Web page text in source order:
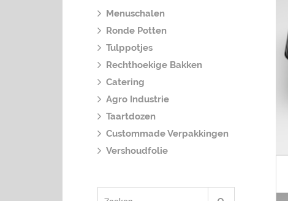
Menuschalen
Ronde Potten
Tulppotjes
Rechthoekige Bakken
Catering
Agro Industrie
Taartdozen
Custommade Verpakkingen
Vershoudfolie